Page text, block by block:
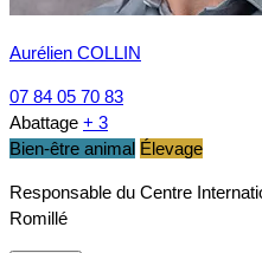
Aurélien COLLIN
07 84 05 70 83
Abattage + 3
Bien-être animal Élevage
Responsable du Centre
Romillé